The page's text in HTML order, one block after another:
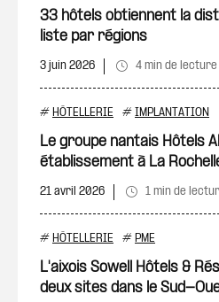
33 hôtels obtiennent la
liste par régions
3 juin 2026 4 min de lecture
# HÔTELLERIE # IMPLANTATION
Le groupe nantais Hôtels
établissement à La
21 avril 2026 1 min de
# HÔTELLERIE # PME
L'aixois Sowell Hôtels &
deux sites dans le Sud-